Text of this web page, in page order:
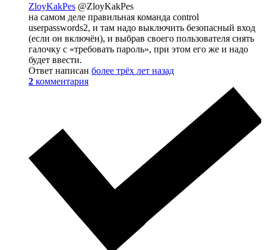
ZloyKakPes @ZloyKakPes
на самом деле правильная команда control
userpasswords2, и там надо выключить безопасный вход
(если он включён), и выбрав своего пользователя снять
галочку с «требовать пароль», при этом его же и надо
будет ввести.
Ответ написан более трёх лет назад
2 комментария